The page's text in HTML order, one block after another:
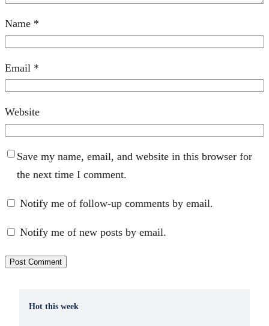
Name *
Email *
Website
Save my name, email, and website in this browser for
the next time I comment.
Notify me of follow-up comments by email.
Notify me of new posts by email.
Hot this week